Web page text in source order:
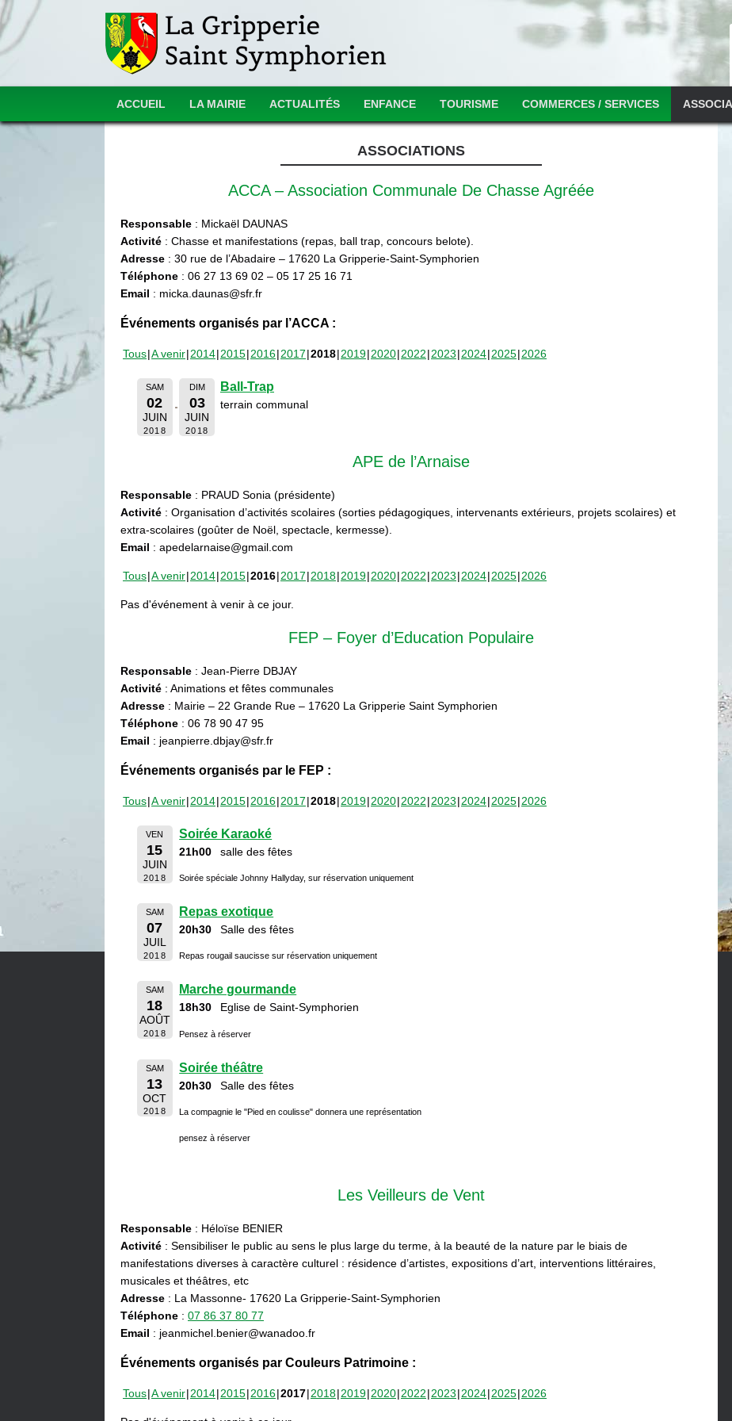
ACCUEIL LA MAIRIE ACTUALITÉS ENFANCE TOURISME COMMERCES / SERVICES
ASSOCIATIONS
ACCA – Association Communale De Chasse Agréée
Responsable : Mickaël DAUNAS
Activité : Chasse et manifestations (repas, ball trap, concours belote).
Adresse : 30 rue de l’Abadaire – 17620 La Gripperie-Saint-Symphorien
Téléphone : 06 27 13 69 02 – 05 17 25 16 71
Email : micka.daunas@sfr.fr
Événements organisés par l’ACCA :
Tous A venir 2014 2015 2016 2017 2018 2019 2020 2022 2023 2024 2025 2026
SAM
02
JUIN
2018
DIM
03
JUIN
2018
Ball-Trap
terrain communal
APE de l’Arnaise
Responsable : PRAUD Sonia (présidente)
Activité : Organisation d’activités scolaires (sorties pédagogiques, intervenants extérieurs, projets scolaires) et
extra-scolaires (goûter de Noël, spectacle, kermesse).
Email : apedelarnaise@gmail.com
Tous A venir 2014 2015 2016 2017 2018 2019 2020 2022 2023 2024 2025 2026
Pas d'événement à venir à ce jour.
FEP – Foyer d’Education Populaire
Responsable : Jean-Pierre DBJAY
Activité : Animations et fêtes communales
Adresse : Mairie – 22 Grande Rue – 17620 La Gripperie Saint Symphorien
Téléphone : 06 78 90 47 95
Email : jeanpierre.dbjay@sfr.fr
Événements organisés par le FEP :
Tous A venir 2014 2015 2016 2017 2018 2019 2020 2022 2023 2024 2025 2026
VEN
15
JUIN
2018
Soirée Karaoké
21h00 salle des fêtes
Soirée spéciale Johnny Hallyday, sur réservation uniquement
SAM
07
JUIL
2018
Repas exotique
20h30 Salle des fêtes
Repas rougail saucisse sur réservation uniquement
SAM
18
AOÛT
2018
Marche gourmande
18h30 Eglise de Saint-Symphorien
Pensez à réserver
SAM
13
OCT
2018
Soirée théâtre
20h30 Salle des fêtes
La compagnie le "Pied en coulisse" donnera une représentation
pensez à réserver
Les Veilleurs de Vent
Responsable : Héloïse BENIER
Activité : Sensibiliser le public au sens le plus large du terme, à la beauté de la nature par le biais de
manifestations diverses à caractère culturel : résidence d’artistes, expositions d’art, interventions littéraires,
musicales et théâtres, etc
Adresse : La Massonne- 17620 La Gripperie-Saint-Symphorien
Téléphone : 07 86 37 80 77
Email : jeanmichel.benier@wanadoo.fr
Événements organisés par Couleurs Patrimoine :
Tous A venir 2014 2015 2016 2017 2018 2019 2020 2022 2023 2024 2025 2026